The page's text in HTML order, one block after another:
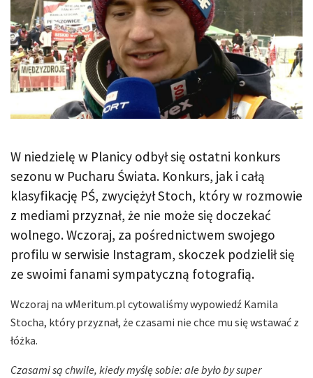
W niedzielę w Planicy odbył się ostatni konkurs
sezonu w Pucharu Świata. Konkurs, jak i całą
klasyfikację PŚ, zwyciężył Stoch, który w rozmowie
z mediami przyznał, że nie może się doczekać
wolnego. Wczoraj, za pośrednictwem swojego
profilu w serwisie Instagram, skoczek podzielił się
ze swoimi fanami sympatyczną fotografią.
Wczoraj na wMeritum.pl cytowaliśmy wypowiedź Kamila
Stocha, który przyznał, że czasami nie chce mu się wstawać z
łóżka.
Czasami są chwile, kiedy myślę sobie: ale było by super